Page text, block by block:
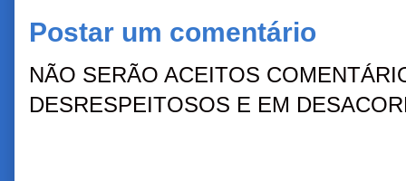
Postar um comentário
NÃO SERÃO ACEITOS
DESRESPEITOSOS E EM